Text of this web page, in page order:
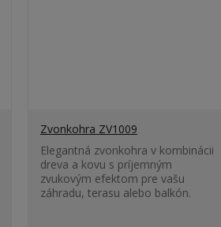
Zvonkohra ZV1009
Elegantná zvonkohra v kombinácii
dreva a kovu s príjemným
zvukovým efektom pre vašu
záhradu, terasu alebo balkón.